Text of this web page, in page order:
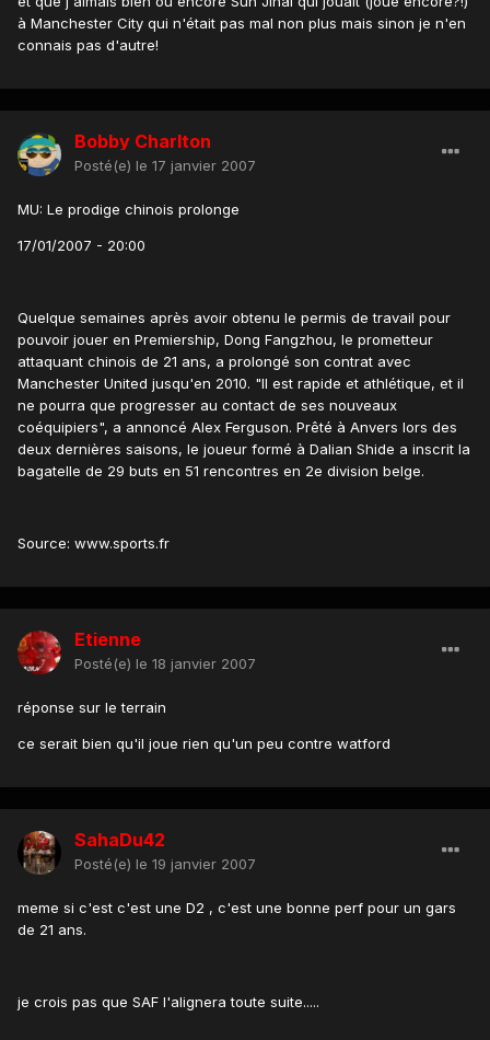
à Manchester City qui n'était pas mal non plus mais sinon je n'en
connais pas d'autre!
Bobby Charlton
Posté(e) le 17 janvier 2007
MU: Le prodige chinois prolonge
17/01/2007 - 20:00
Quelque semaines après avoir obtenu le permis de travail pour
pouvoir jouer en Premiership, Dong Fangzhou, le prometteur
attaquant chinois de 21 ans, a prolongé son contrat avec
Manchester United jusqu'en 2010. "Il est rapide et athlétique, et il
ne pourra que progresser au contact de ses nouveaux
coéquipiers", a annoncé Alex Ferguson. Prêté à Anvers lors des
deux dernières saisons, le joueur formé à Dalian Shide a inscrit la
bagatelle de 29 buts en 51 rencontres en 2e division belge.
Source: www.sports.fr
Etienne
Posté(e) le 18 janvier 2007
réponse sur le terrain
ce serait bien qu'il joue rien qu'un peu contre watford
SahaDu42
Posté(e) le 19 janvier 2007
meme si c'est c'est une D2 , c'est une bonne perf pour un gars
de 21 ans.
je crois pas que SAF l'alignera toute suite.....